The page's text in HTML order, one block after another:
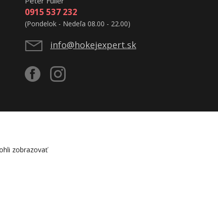
0915 537 232
(Pondelok - Nedeľa 08.00 - 22.00)
info@hokejexpert.sk
zobrazovať